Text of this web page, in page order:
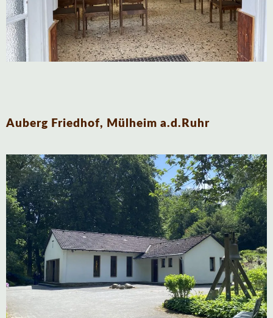
Auberg Friedhof, Mülheim a.d.Ruhr